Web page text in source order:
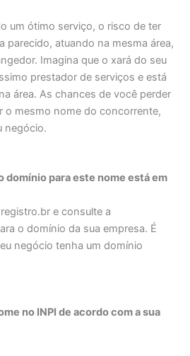
um ótimo serviço, o risco de ter
parecido, atuando na mesma área,
Imagina que o xará do seu
prestador de serviços e está
área. As chances de você perder
o mesmo nome do concorrente,
negócio.
domínio para este nome está em
e consulte a
o domínio da sua empresa. É
negócio tenha um domínio
no INPI de acordo com a sua